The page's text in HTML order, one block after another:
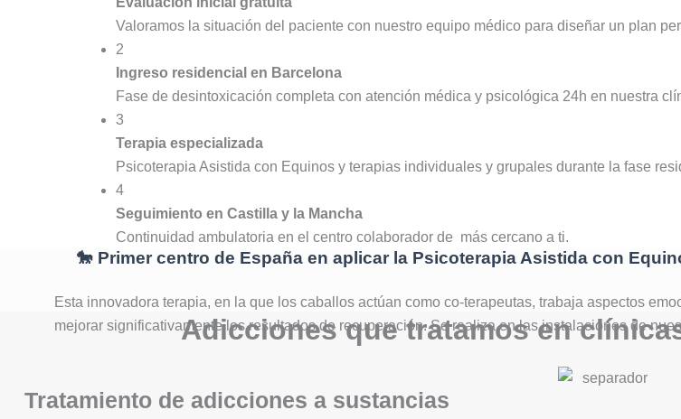
Valoramos la situación del paciente con nuestro equipo médico para diseñar un plan
2
Ingreso residencial en Barcelona
Fase de desintoxicación completa con atención médica y psicológica 24h en nuestra
3
Terapia especializada
Psicoterapia Asistida con Equinos y terapias individuales y grupales durante la fase
4
Seguimiento en Castilla y la Mancha
Continuidad ambulatoria en el centro colaborador de más cercano a ti.
🐎 Primer centro de España en aplicar la Psicoterapia Asistida con
Esta innovadora terapia, en la que los caballos actúan como co-terapeutas, trabaja aspectos
mejorar significativamente los resultados de recuperación. Se realiza en las instalaciones de
Adicciones que tratamos en
Tratamiento de adicciones a sustancias